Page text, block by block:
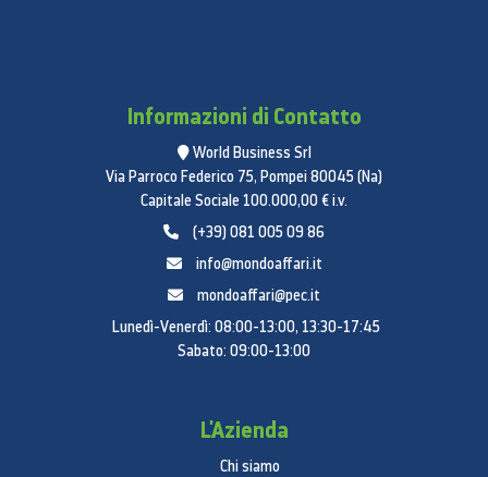
Informazioni di Contatto
World Business Srl
Via Parroco Federico 75, Pompei 80045 (Na)
Capitale Sociale 100.000,00 € i.v.
(+39) 081 005 09 86
info@mondoaffari.it
mondoaffari@pec.it
Lunedì-Venerdì: 08:00-13:00, 13:30-17:45
Sabato: 09:00-13:00
L'Azienda
Chi siamo